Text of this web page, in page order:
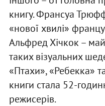
книгу. Франсуа
«нової хвилі»
Альфред Хічкок –
таких візуальних
«Птахи», «Ребекка»
книги стала 52-
режисерів.